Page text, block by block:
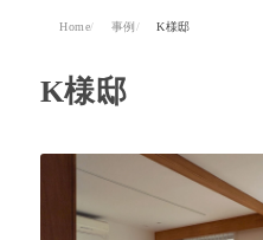
Home 事例 K様邸
K様邸